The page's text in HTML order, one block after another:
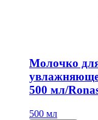
Молочко
500 мл/
500 мл